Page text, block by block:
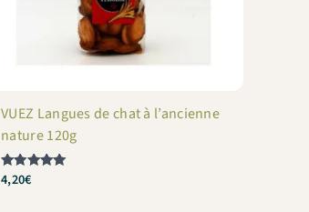
VUEZ Langues de chat à l’ancienne
nature 120g
Note
5
4,20€